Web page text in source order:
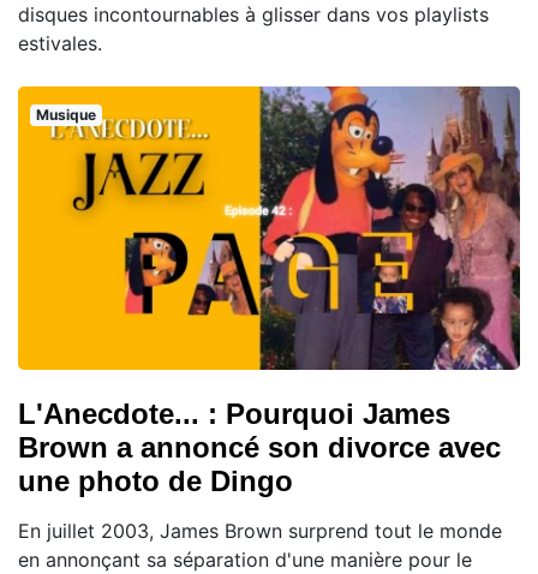
disques incontournables à glisser dans vos playlists
estivales.
Musique
L'Anecdote... : Pourquoi James
Brown a annoncé son divorce avec
une photo de Dingo
En juillet 2003, James Brown surprend tout le monde
en annonçant sa séparation d'une manière pour le